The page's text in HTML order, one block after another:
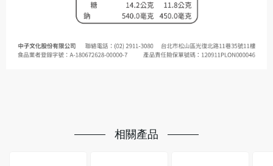
相關產品